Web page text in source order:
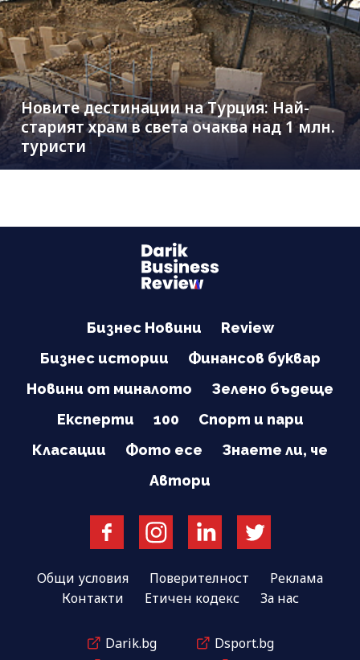
Новите дестинации на Турция: Най-
старият храм в света очаква над 1 млн.
туристи
Бизнес Новини
Review
Бизнес истории
Финансов буквар
Новини от миналото
Зелено бъдеще
Експерти
100
Спорт и пари
Класации
Фото есе
Знаете ли, че
Автори
Общи условия Поверителност
Реклама
Контакти
Етичен кодекс За нас
Darik.bg
Dsport.bg